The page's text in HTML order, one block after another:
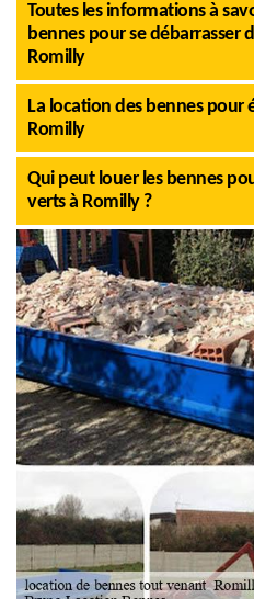
Toutes les informations à
bennes pour se débarrasser
Romilly
La location des bennes pour
Romilly
Qui peut louer les bennes
verts à Romilly ?